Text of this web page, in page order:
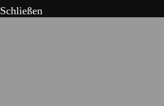
Schließen